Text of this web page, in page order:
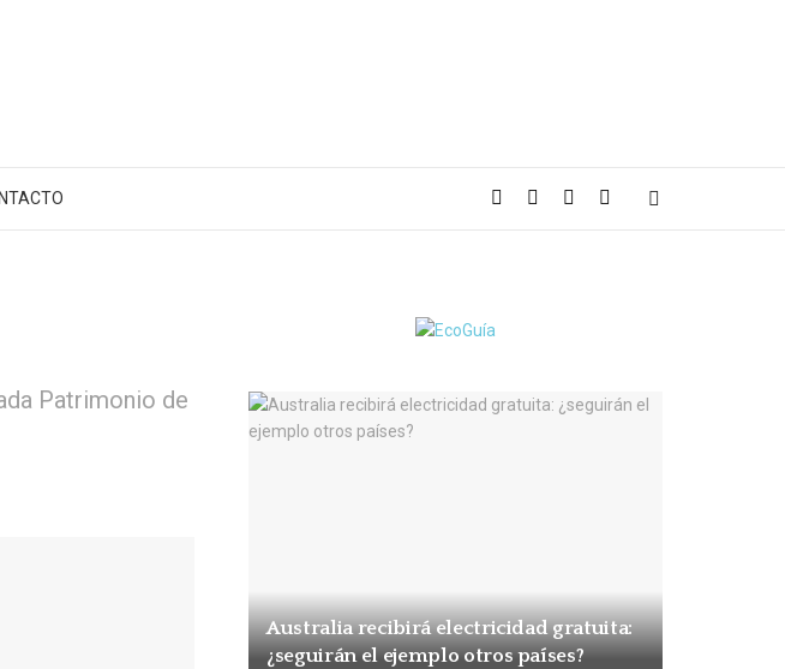
Patrimonio de
Australia recibirá electricidad gratuita:
¿seguirán el ejemplo otros países?